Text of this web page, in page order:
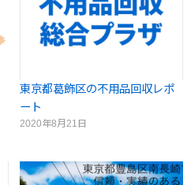
東京都葛飾区の不用品回収レポ
ート
2020年8月21日